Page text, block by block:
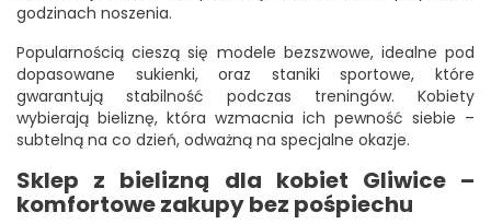
godzinach noszenia.
Popularnością cieszą się modele bezszwowe, idealne pod
dopasowane sukienki, oraz staniki sportowe, które
gwarantują stabilność podczas treningów. Kobiety
wybierają bieliznę, która wzmacnia ich pewność siebie –
subtelną na co dzień, odważną na specjalne okazje.
Sklep z bielizną dla kobiet Gliwice –
komfortowe zakupy bez pośpiechu